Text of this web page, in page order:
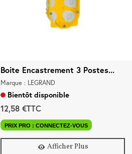
Boite Encastrement 3 Postes...
Marque : LEGRAND
Bientôt disponible
12,58 €TTC
PRIX PRO : CONNECTEZ-VOUS
Afficher Plus